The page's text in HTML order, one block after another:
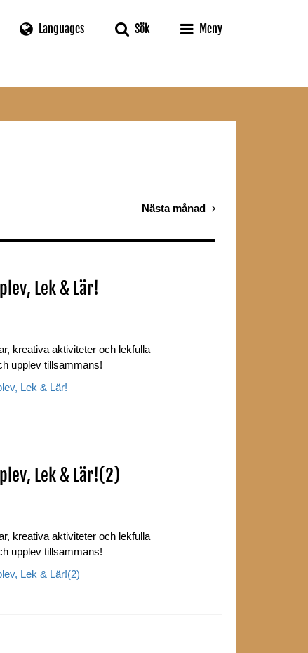
Languages Sök Meny
Nästa månad
Lek & Lär!
kreativa aktiviteter och lekfulla
upplev tillsammans!
Lek & Lär!
Lek & Lär!(2)
kreativa aktiviteter och lekfulla
upplev tillsammans!
Lek & Lär!(2)